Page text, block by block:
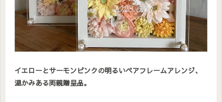
イエローとサーモンピンクの明るいペアフレームアレンジ、
温かみある両親贈呈品。